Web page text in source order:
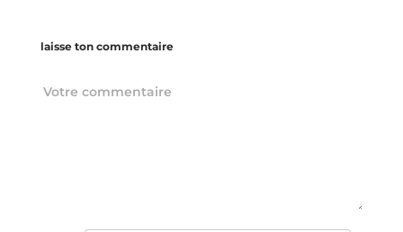
laisse ton commentaire